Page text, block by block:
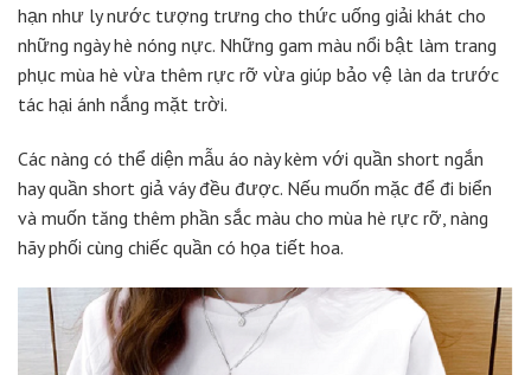
hạn như ly nước tượng trưng cho thức uống giải khát cho
những ngày hè nóng nực. Những gam màu nổi bật làm trang
phục mùa hè vừa thêm rực rỡ vừa giúp bảo vệ làn da trước
tác hại ánh nắng mặt trời.
Các nàng có thể diện mẫu áo này kèm với quần short ngắn
hay quần short giả váy đều được. Nếu muốn mặc để đi biển
và muốn tăng thêm phần sắc màu cho mùa hè rực rỡ, nàng
hãy phối cùng chiếc quần có họa tiết hoa.